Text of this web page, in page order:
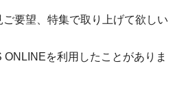
要望、特集で取り上げて欲しい
を利用したことがありま